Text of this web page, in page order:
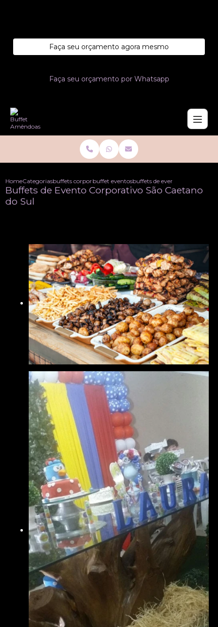
Faça seu orçamento agora mesmo
Faça seu orçamento por Whatsapp
HomeCategoriasbuffets corporativobuffet eventos corporativosbuffets de evento corporativo
Buffets de Evento Corporativo São Caetano
do Sul